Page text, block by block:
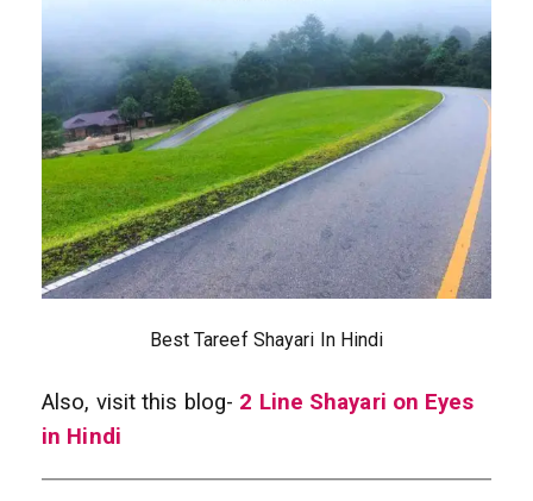
Best Tareef Shayari In Hindi
Also, visit this blog- 2 Line Shayari on Eyes
in Hindi